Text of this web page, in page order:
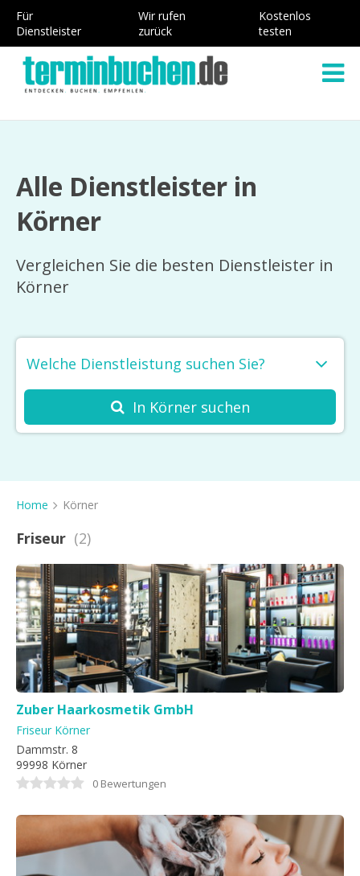
Für
Dienstleister
Wir rufen
zurück
Kostenlos
testen
Alle Dienstleister in
Körner
Vergleichen Sie die besten Dienstleister in
Körner
Welche Dienstleistung suchen Sie?
Friseur
Spa
Massage
Haarentfernung
Barbershop
Nagelstudio
Tattoo & Piercing
Sonnenstudio
In Körner suchen
Home Körner
Friseur (2)
Zuber Haarkosmetik GmbH
Friseur Körner
Dammstr. 8
99998 Körner
0 Bewertungen